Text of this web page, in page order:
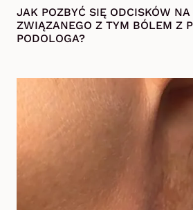
JAK POZBYĆ SIĘ ODCISKÓW NA
ZWIĄZANEGO Z TYM BÓLEM Z
PODOLOGA?